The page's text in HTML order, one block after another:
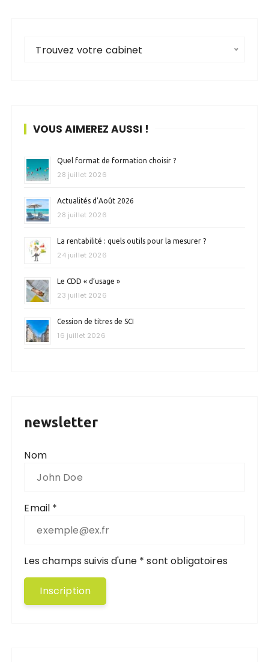
Trouvez votre cabinet
VOUS AIMEREZ AUSSI !
Quel format de formation choisir ?
28 juillet 2026
Actualités d’Août 2026
28 juillet 2026
La rentabilité : quels outils pour la mesurer ?
24 juillet 2026
Le CDD « d’usage »
23 juillet 2026
Cession de titres de SCI
16 juillet 2026
newsletter
Nom
Email *
Les champs suivis d'une * sont obligatoires